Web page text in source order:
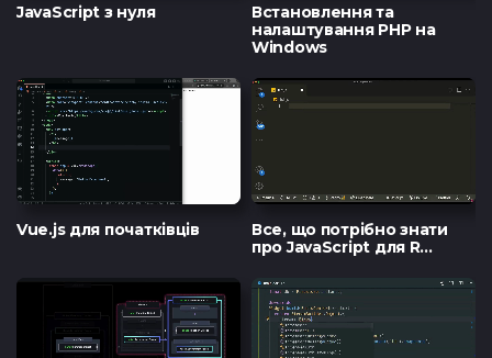
(основи)
Тест з Python
Тест з
JavaScript з нуля
Встановлення та
налаштування PHP на
Windows
Vue.js для початківців
Все, що потрібно знати
про JavaScript для R...